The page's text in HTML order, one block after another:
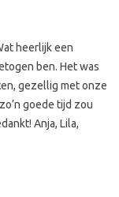
heerlijk een
ben. Het was
gezellig met onze
goede tijd zou
Anja, Lila,